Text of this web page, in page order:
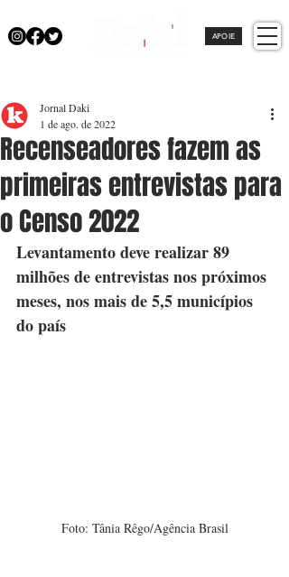
APOIE
Recenseadores fazem as
primeiras entrevistas para
o Censo 2022
Jornal Daki
1 de ago. de 2022
Levantamento deve realizar 89
milhões de entrevistas nos próximos
meses, nos mais de 5,5 municípios
do país
Foto: Tânia Rêgo/Agência Brasil